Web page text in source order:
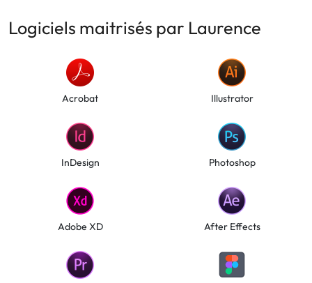
Logiciels maitrisés par Laurence
Acrobat Illustrator
InDesign Photoshop
Adobe XD After Effects